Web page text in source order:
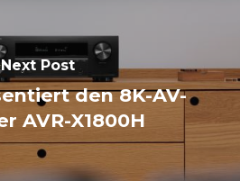
Next Post
den 8K-AV-
AVR-X1800H